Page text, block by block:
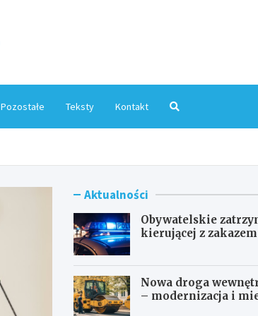
Pozostałe Teksty Kontakt
Aktualności
Obywatelskie
kierującej z
Nowa droga
– modernizacja i